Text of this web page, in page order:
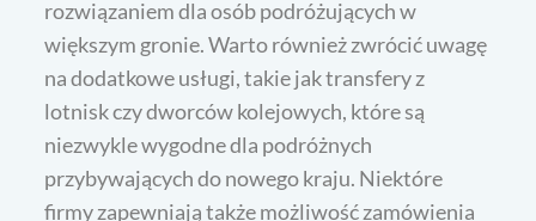
rozwiązaniem dla osób podróżujących w
większym gronie. Warto również zwrócić uwagę
na dodatkowe usługi, takie jak transfery z
lotnisk czy dworców kolejowych, które są
niezwykle wygodne dla podróżnych
przybywających do nowego kraju. Niektóre
firmy zapewniają także możliwość zamówienia